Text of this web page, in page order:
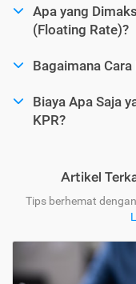
Apa yang
(Floating Rate)?
Bagaimana
Biaya Apa Saja
KPR?
Artikel
Tips berhemat